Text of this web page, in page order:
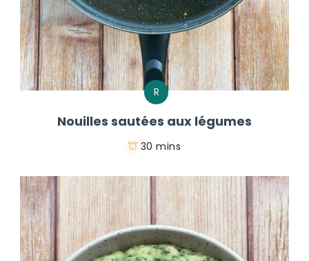
R
Nouilles sautées aux légumes
30 mins